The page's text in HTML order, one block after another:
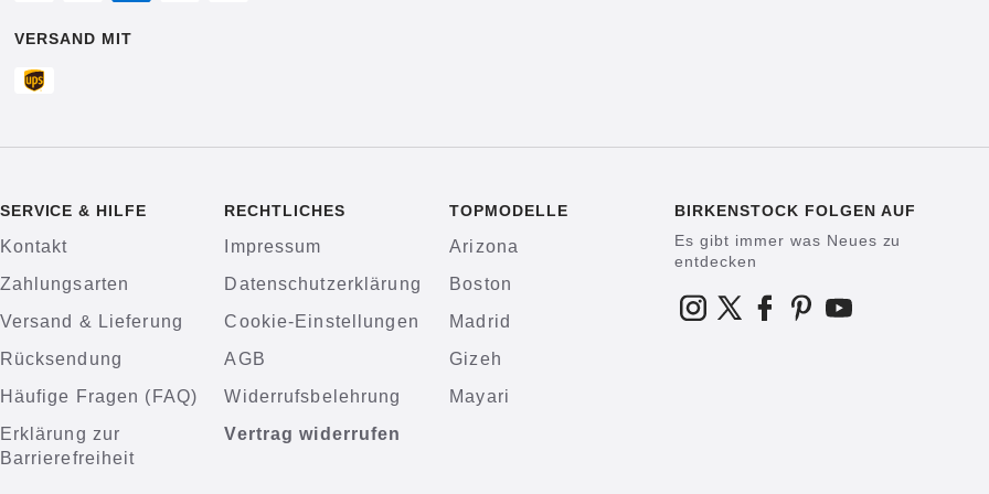
VERSAND MIT
SERVICE & HILFE
Kontakt
Zahlungsarten
Versand & Lieferung
Rücksendung
Häufige Fragen (FAQ)
Erklärung zur
Barrierefreiheit
RECHTLICHES
Impressum
Datenschutzerklärung
Cookie-Einstellungen
AGB
Widerrufsbelehrung
Vertrag widerrufen
TOPMODELLE
Arizona
Boston
Madrid
Gizeh
Mayari
BIRKENSTOCK FOLGEN AUF
Es gibt immer was Neues zu
entdecken